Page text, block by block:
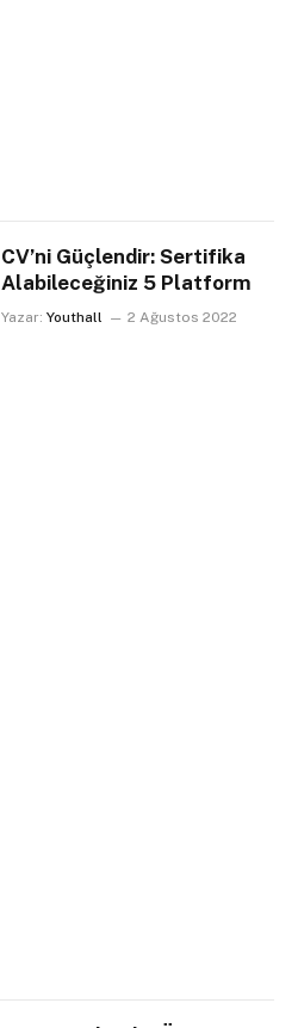
CV’ni Güçlendir: Sertifika
Alabileceğiniz 5 Platform
Yazar: Youthall 2 Ağustos 2022